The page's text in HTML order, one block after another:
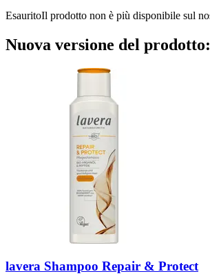
EsauritoIl prodotto non è più disponibile sul
Nuova versione del prodotto:
lavera Shampoo Repair & Protect